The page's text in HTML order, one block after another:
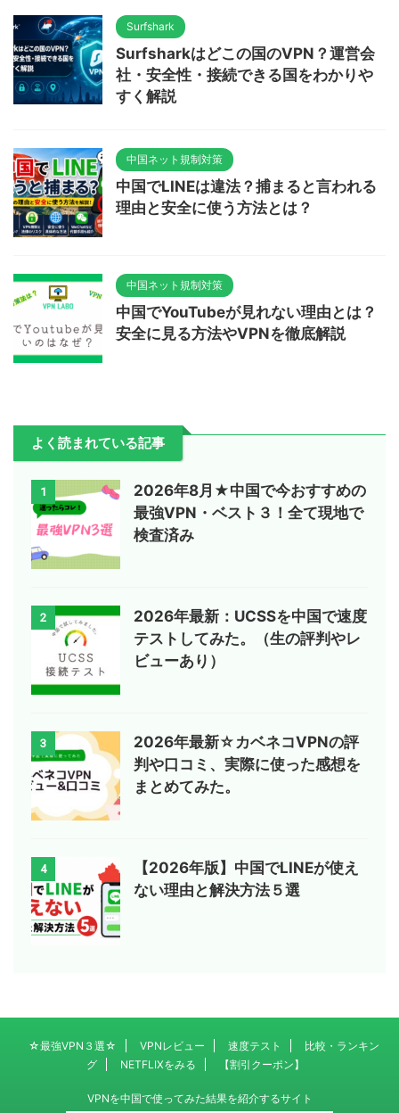
Surfshark
Surfsharkはどこの国のVPN？運営会
社・安全性・接続できる国をわかりや
すく解説
中国ネット規制対策
中国でLINEは違法？捕まると言われる
理由と安全に使う方法とは？
中国ネット規制対策
中国でYouTubeが見れない理由とは？
安全に見る方法やVPNを徹底解説
よく読まれている記事
1
2026年8月★中国で今おすすめの
最強VPN・ベスト３！全て現地で
検査済み
2
2026年最新：UCSSを中国で速度
テストしてみた。（生の評判やレ
ビューあり）
3
2026年最新☆カベネコVPNの評
判や口コミ、実際に使った感想を
まとめてみた。
4
【2026年版】中国でLINEが使え
ない理由と解決方法５選
☆最強VPN３選☆ VPNレビュー 速度テスト
比較・ランキン
グ
NETFLIXをみる 【割引クーポン】
VPNを中国で使ってみた結果を紹介するサイト